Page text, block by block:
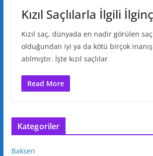
Kızıl Saçlılarla İlgili
Kızıl saç, dünyada en nadir görülen
olduğundan iyi ya da kötü birçok
atılmıştır. İşte kızıl saçlılar
Read More
Kategoriler
Baksen